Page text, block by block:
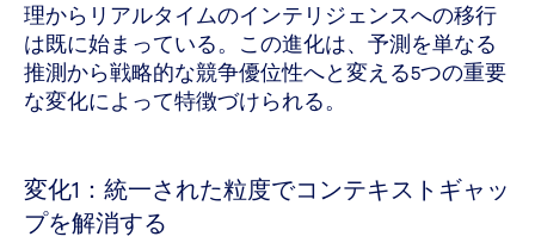
理からリアルタイムのインテリジェンスへの移行
は既に始まっている。この進化は、予測を単なる
推測から戦略的な競争優位性へと変える5つの重要
な変化によって特徴づけられる。
変化1：統一された粒度でコンテキストギャッ
プを解消する